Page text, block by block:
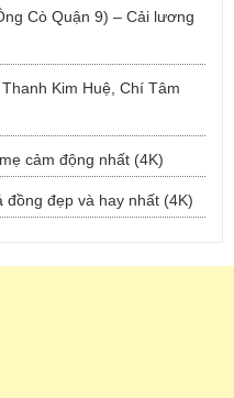
Cò Quận 9) – Cải lương
Kim Huệ, Chí Tâm
cảm động nhất (4K)
đẹp và hay nhất (4K)